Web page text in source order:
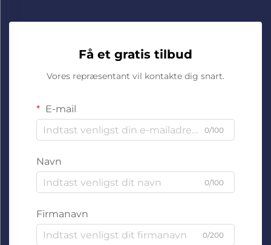
Få et gratis tilbud
Vores repræsentant vil kontakte dig snart.
E-mail
0/100
Navn
0/100
Firmanavn
0/200